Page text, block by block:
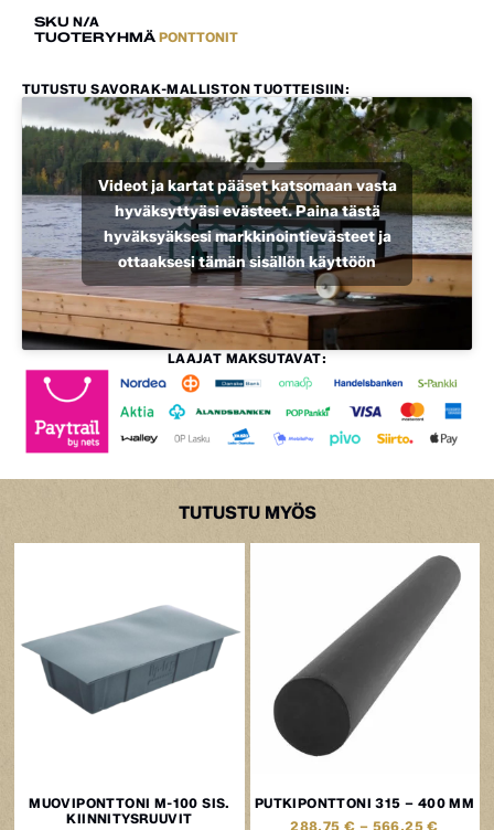
TUTUSTU SAVORAK-MALLISTON TUOTTEISIIN:
Videot ja kartat pääset katsomaan vasta
hyväksyttyäsi evästeet. Paina tästä
hyväksyäksesi markkinointievästeet ja
ottaaksesi tämän sisällön käyttöön
LAAJAT MAKSUTAVAT:
SKUN/A
TUOTERYHMÄ PONTTONIT
TUTUSTU MYÖS
MUOVIPONTTONI M-100 SIS.
KIINNITYSRUUVIT
PUTKIPONTTONI 315 – 400 MM
288,75€ – 566,25€